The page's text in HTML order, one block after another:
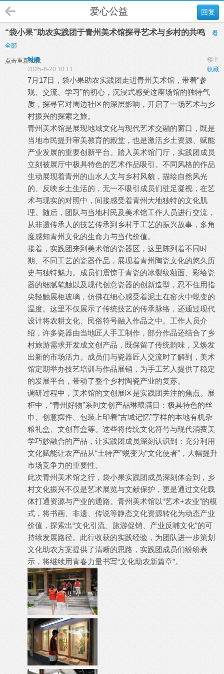
回复
爱心公益
“袋小果”助农实践团于青州美术馆探寻艺术与乡村的共鸣
看
全部
点击重新加载 楼主
时倾
收藏
2025-8-20 10:11
7月17日，袋小果助农实践团走进青州美术馆，带着“参
观、交流、学习”的初心，沉浸式感受这座场馆的独特气
质，探寻它对周边社区的深层影响，开启了一场艺术与乡
村振兴的探索之旅。
青州美术馆是展现地域文化与现代艺术交融的窗口，既是
当地市民提升审美教育的殿堂，也是激活乡土资源、赋能
产业发展的重要创新平台。踏入美术馆门厅，实践团成员
立刻被展厅中极具特色的艺术作品吸引。不同风格的作品
生动展现着青州的山水人文与乡村风貌，描绘自然风光
的、反映乡土生活的，无一不吸引成员们驻足凝视，在艺
术与现实的对照中，间接感受着青州大地独特的文化肌
理。随后，团队与当地村民及美术馆工作人员进行交流，
从非遗传承人的技艺传承到乡村手工艺的振兴故事，多角
度感知青州文化的生命力与当代价值。
接着，实践团来到美术馆的瓷器区，这里陈列着不同时
期、不同工艺的瓷器作品，展现着青州陶瓷文化的悠久历
史与独特魅力。成员们震惊于青瓷的冰裂纹釉面、彩绘瓷
器的细腻笔触以及现代创意瓷器的创新造型，忍不住用指
尖轻触展柜玻璃，仿佛在细心感受着泥土在窑火中蜕变的
温度。这里不仅展示了传统技艺的传承脉络，还通过现代
设计将农耕文化、民俗符号融入作品之中。工作人员介
绍，许多瓷器由当地匠人手工制作，部分作品还结合了乡
村旅游需求开发成文创产品，既保留了传统韵味，又焕发
出新的市场活力。成员们与瓷器匠人交流时了解到，美术
馆定期举办技艺培训与作品展销，为手工艺人提供了稳定
的发展平台，带动了整个乡村陶瓷产业的复苏。
调研过程中，美术馆的文创展区是实践团关注的焦点。展
柜中，“青州好物”系列文创产品琳琅满目：极具特色的丝
巾、创意摆件、包装上印着“古城记忆”字样的本地有机杂
粮礼盒、文创盲盒等。这些将传统文化符号与现代消费美
学巧妙融合的产品，让实践团成员深刻认识到：充分利用
文化赋能让农产品从“土特产”蜕变为“文化使者”，大幅提升
市场竞争力的重要性。
此次青州美术馆之行，袋小果实践团成员深刻体会到，乡
村文化振兴不仅是艺术展览与文献保护，更是通过文化载
体打通资源与产业的通路。青州美术馆以“艺术+农业”的模
式，将书画、非遗、传说等静态文化资源转化为动态产业
价值，探索出“文化引流、旅游促销、产业反哺文化”的可
持续发展路径。此行收获的实践经验，为团队进一步策划
文化助农方案提供了清晰的思路，实践团成员们纷纷表
示，将继续用青春力量书写“文化助农新篇章”。